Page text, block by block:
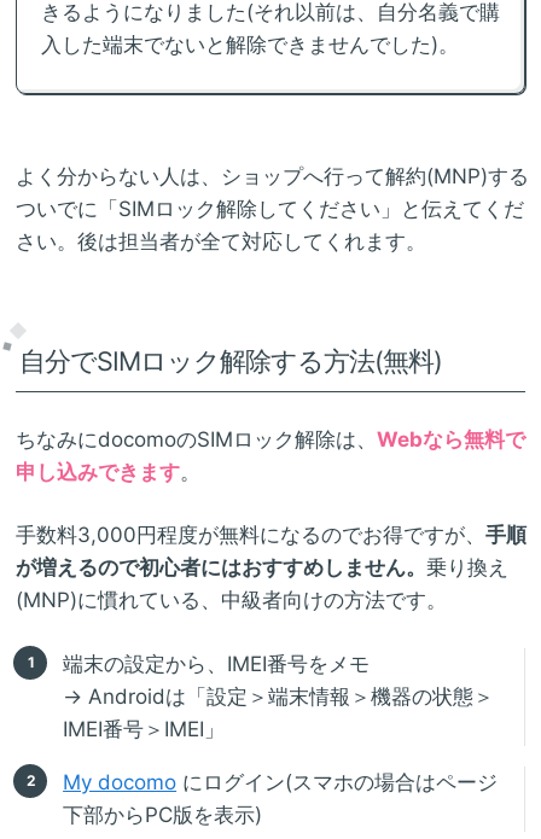
きるようになりました(それ以前は、自分名義で購
入した端末でないと解除できませんでした)。
よく分からない人は、ショップへ行って解約(MNP)する
ついでに「SIMロック解除してください」と伝えてくだ
さい。後は担当者が全て対応してくれます。
自分でSIMロック解除する方法(無料)
ちなみにdocomoのSIMロック解除は、 Webなら無料で
申し込みできます。
手数料3,000円程度が無料になるのでお得ですが、 手順
が増えるので初心者にはおすすめしません。 乗り換え
(MNP)に慣れている、中級者向けの方法です。
端末の設定から、IMEI番号をメモ
→ Androidは「設定＞端末情報＞機器の状態＞
IMEI番号＞IMEI」
My docomo にログイン(スマホの場合はページ
下部からPC版を表示)